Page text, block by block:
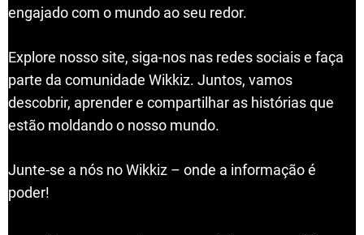
engajado com o mundo ao seu redor.
Explore nosso site, siga-nos nas redes sociais e faça
parte da comunidade Wikkiz. Juntos, vamos
descobrir, aprender e compartilhar as histórias que
estão moldando o nosso mundo.
Junte-se a nós no Wikkiz – onde a informação é
poder!